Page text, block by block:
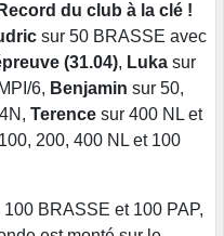
Record du club à la clé !
sur 50 BRASSE avec
(31.04), Luka sur
6, Benjamin sur 50,
Terence sur 400 NL et
200, 400 NL et 100
BRASSE et 100 PAP,